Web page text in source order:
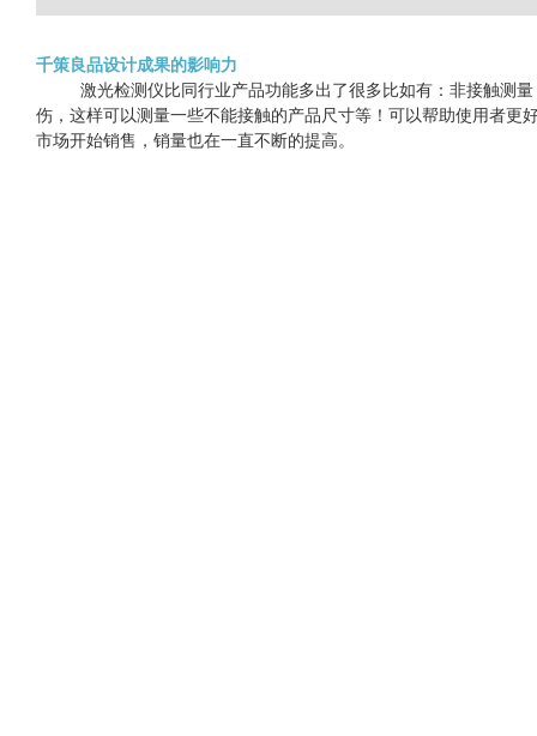
千策良品设计成果的影响力
激光检测仪比同行业产品功能多出了很多比如有：非接触测
伤，这样可以测量一些不能接触的产品尺寸等！可以帮助使用者更
市场开始销售，销量也在一直不断的提高。